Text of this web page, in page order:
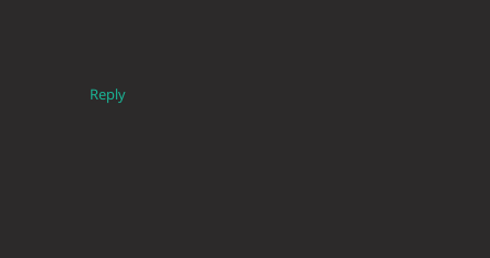
Reply